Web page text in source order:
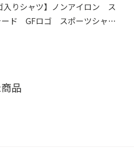
入りシャツ】ノンアイロン ス
ード GFロゴ スポーツシャ
品